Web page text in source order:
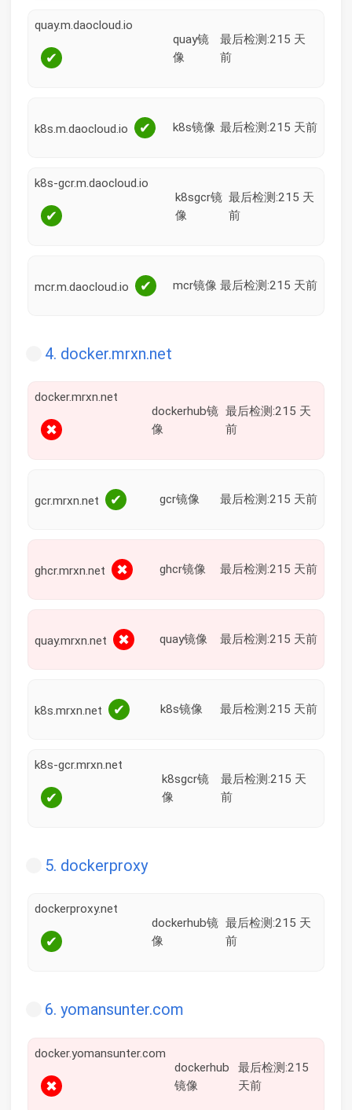
quay.m.daocloud.io
✔
quay镜
像
最后检测:215 天
前
k8s.m.daocloud.io ✔ k8s镜像 最后检测:215 天前
k8s-gcr.m.daocloud.io
✔
k8sgcr镜
像
最后检测:215 天
前
mcr.m.daocloud.io ✔ mcr镜像 最后检测:215 天前
4. docker.mrxn.net
docker.mrxn.net
✖
dockerhub镜
像
最后检测:215 天
前
gcr.mrxn.net ✔ gcr镜像 最后检测:215 天前
ghcr.mrxn.net ✖ ghcr镜像 最后检测:215 天前
quay.mrxn.net ✖ quay镜像 最后检测:215 天前
k8s.mrxn.net ✔ k8s镜像 最后检测:215 天前
k8s-gcr.mrxn.net
✔
k8sgcr镜
像
最后检测:215 天
前
5. dockerproxy
dockerproxy.net
✔
dockerhub镜
像
最后检测:215 天
前
6. yomansunter.com
docker.yomansunter.com
✖
dockerhub
镜像
最后检测:215
天前